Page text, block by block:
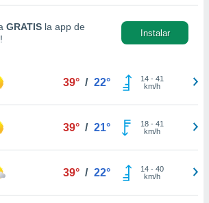
GRATIS la app de
Instalar
39° / 22° 14- 41
km/h
39° / 21° 18- 41
km/h
39° / 22° 14- 40
km/h